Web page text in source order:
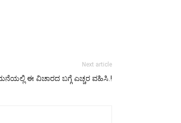
Next article
ಈ ವಿಚಾರದ ಬಗ್ಗೆ ಎಚ್ಚರ ವಹಿಸಿ.!